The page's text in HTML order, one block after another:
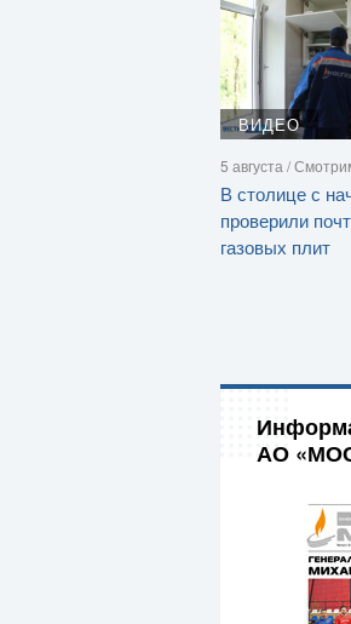
ВИДЕО
5 августа /
В столице с
проверили
газовых плит
АО